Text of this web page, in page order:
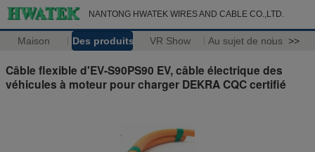
NANTONG HWATEK WIRES AND CABLE CO.,LTD.
Maison Des produits VR Show Au sujet de nous >>
Câble flexible d'EV-S90PS90 EV, câble électrique des
véhicules à moteur pour charger DEKRA CQC certifié